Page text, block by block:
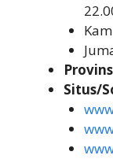
Situs/